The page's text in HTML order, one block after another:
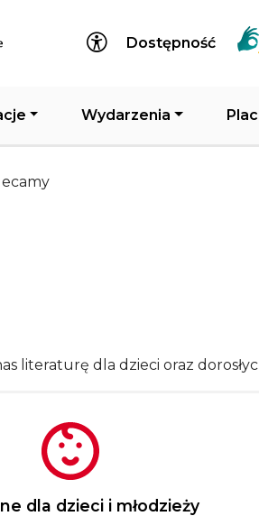
Dostępność
Wydarzenia
literaturę dla dzieci oraz
dla dzieci i młodzieży